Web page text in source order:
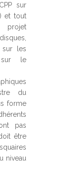
sur
et tout
sur les
sur le
du
forme
pas
être
niveau